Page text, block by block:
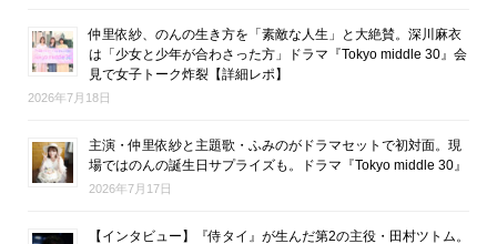
仲里依紗、のんの生き方を「素敵な人生」と大絶賛。深川麻衣
は「少女と少年が合わさった方」ドラマ『Tokyo middle 30』会
見で女子トーク炸裂【詳細レポ】
2026年7月18日
主演・仲里依紗と主題歌・ふみのがドラマセットで初対面。現
場ではのんの誕生日サプライズも。ドラマ『Tokyo middle 30』
2026年7月17日
【インタビュー】『侍タイ』が生んだ第2の主役・田村ツトム。